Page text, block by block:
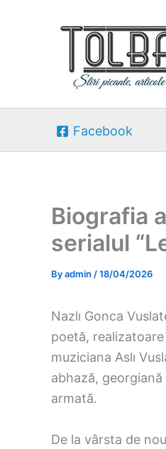
Facebook
Biografia
serialul
Byadmin /18/04/2026
Nazlı Gonca
poetă,
muziciana Aslı
abhază,
armată.
De la vârsta de